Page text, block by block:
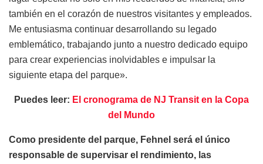
también en el corazón de nuestros visitantes y empleados.
Me entusiasma continuar desarrollando su legado
emblemático, trabajando junto a nuestro dedicado equipo
para crear experiencias inolvidables e impulsar la
siguiente etapa del parque».
Puedes leer: El cronograma de NJ Transit en la Copa
del Mundo
Como presidente del parque, Fehnel será el único
responsable de supervisar el rendimiento, las